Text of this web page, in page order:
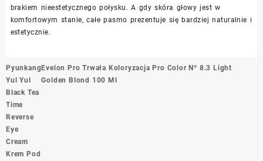
brakiem nieestetycznego połysku. A gdy skóra głowy jest w
komfortowym stanie, całe pasmo prezentuje się bardziej naturalnie i
estetycznie.
Nawigacja
wpisu
Pyunkang
Yul Yul
Black Tea
Time
Reverse
Eye
Cream
Krem Pod
Evelon Pro Trwała Koloryzacja Pro Color Nº 8.3 Light
Golden Blond 100 Ml